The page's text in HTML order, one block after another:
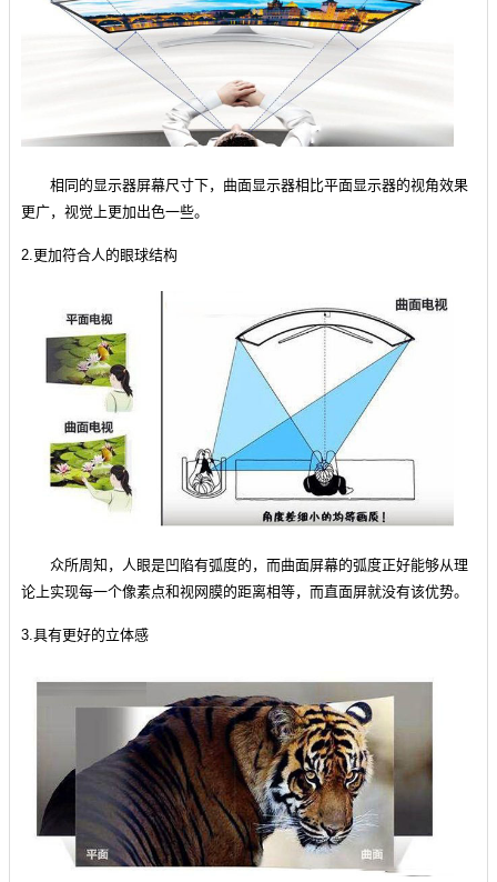
相同的显示器屏幕尺寸下，曲面显示器相比平面显示器的视角效果
更广，视觉上更加出色一些。
2.更加符合人的眼球结构
众所周知，人眼是凹陷有弧度的，而曲面屏幕的弧度正好能够从理
论上实现每一个像素点和视网膜的距离相等，而直面屏就没有该优势。
3.具有更好的立体感